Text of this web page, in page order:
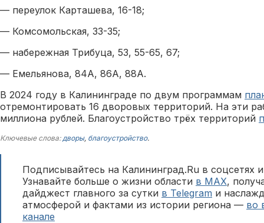
— переулок Карташева, 16-18;
— Комсомольская, 33-35;
— набережная Трибуца, 53, 55-65, 67;
— Емельянова, 84А, 86А, 88А.
В 2024 году в Калининграде по двум программам
отремонтировать 16 дворовых территорий. На эти
миллиона рублей. Благоустройство трёх территорий
Ключевые слова:дворы, благоустройство.
Подписывайтесь на Калининград.Ru в соцсетях
Узнавайте больше о жизни области в MAX,
дайджест главного за сутки в Telegram и
атмосферой и фактами из истории региона — во
канале